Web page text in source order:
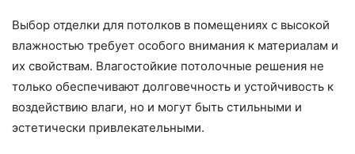
Выбор отделки для потолков в помещениях с высокой
влажностью требует особого внимания к материалам и
их свойствам. Влагостойкие потолочные решения не
только обеспечивают долговечность и устойчивость к
воздействию влаги, но и могут быть стильными и
эстетически привлекательными.